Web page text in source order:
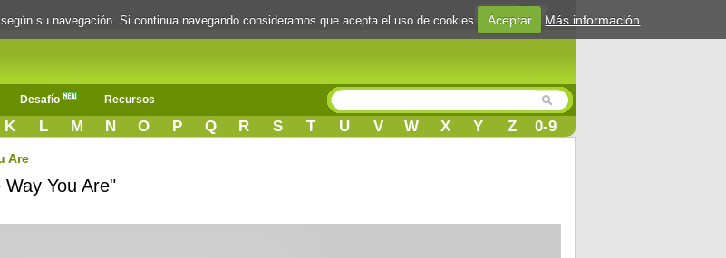
Login
Desafío Recursos
K L M N O P Q R S T U V W X Y Z 0-9
Are
You Are"
su navegación. Si continua navegando consideramos que acepta el uso de cookies Aceptar Más información